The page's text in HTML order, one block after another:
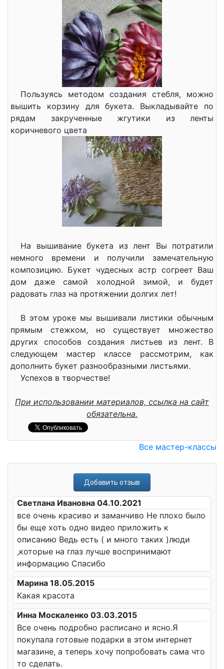
Пользуясь методом создания стебля, можно
вышить корзину для букета. Выкладывайте по
рядам закрученные жгутики из ленты
коричневого цвета
На вышивание букета из лент Вы потратили
немного времени и получили замечательную
композицию. Букет чудесных астр согреет Ваш
дом даже самой холодной зимой, и будет
радовать глаз на протяжении долгих лет!
В этом уроке мы вышивали листики обычным
прямым стежком, но существует множество
других способов создания листьев из лент. В
следующем мастер классе рассмотрим, как
дополнить букет разнообразными листьями.
Успехов в творчестве!
При использовании материалов, ссылка на сайт
обязательна.
Все мастер-классы
Добавить отзыв
Светлана Ивановна 04.10.2021
все очень красиво и заманчиво Не плохо было
бы еще хоть одно видео приложить к
описанию Ведь есть ( и много таких )люди
,которые на глаз лучше воспринимают
информацию Спасибо
Марина 18.05.2015
Какая красота
Инна Москаленко 03.03.2015
Все очень подробно расписано и ясно.Я
покупала готовые подарки в этом интернет
магазине, а теперь хочу попробовать сама что
то сделать.